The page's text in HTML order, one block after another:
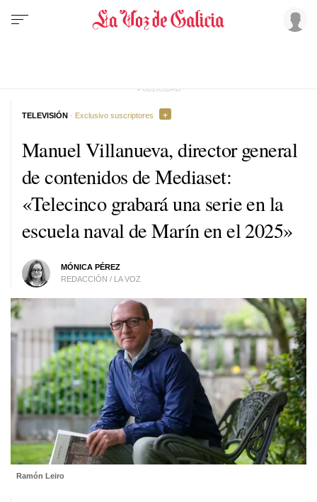
Manuel Villanueva, director general
de contenidos de Mediaset:
«Telecinco grabará una serie en la
escuela naval de Marín en el 2025»
MÓNICA PÉREZ
REDACCIÓN / LA VOZ
TELEVISIÓN · Exclusivo suscriptores
Ramón Leiro